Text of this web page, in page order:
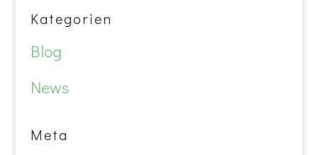
Kategorien
Blog
News
Meta